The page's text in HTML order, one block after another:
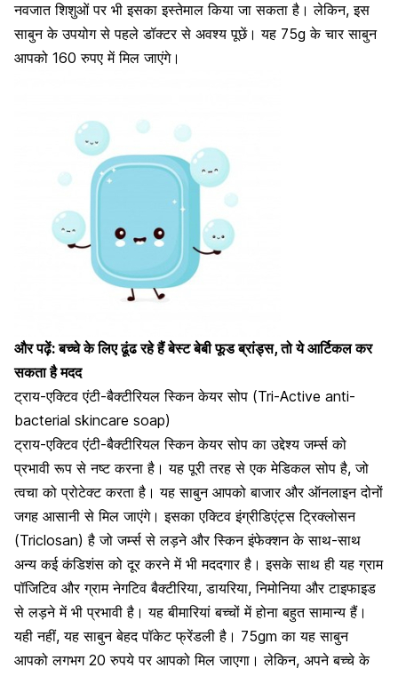
नवजात शिशुओं पर भी इसका इस्तेमाल किया जा सकता है। लेकिन, इस
साबुन के उपयोग से पहले डॉक्टर से अवश्य पूछें। यह 75g के चार साबुन
आपको 160 रुपए में मिल जाएंगे।
और पढ़ें:बच्चे के लिए ढूंढ रहे हैं बेस्ट बेबी फूड ब्रांड्स, तो ये आर्टिकल कर
सकता है मदद
ट्राय-एक्टिव एंटी-बैक्टीरियल स्किन केयर सोप (Tri-Active anti-
bacterial skincare soap)
ट्राय-एक्टिव एंटी-बैक्टीरियल स्किन केयर सोप का उद्देश्य जर्म्स को
प्रभावी रूप से नष्ट करना है। यह पूरी तरह से एक मेडिकल सोप है, जो
त्वचा को प्रोटेक्ट करता है। यह साबुन आपको बाजार और ऑनलाइन दोनों
जगह आसानी से मिल जाएंगे। इसका एक्टिव इंग्रीडिएंट्स ट्रिक्लोसन
(Triclosan) है जो जर्म्स से लड़ने औरस्किन इंफेक्शन के साथ-साथ
अन्य कई कंडिशंस को दूर करने में भी मददगार है। इसके साथ ही यह ग्राम
पॉजिटिव और ग्राम नेगटिव बैक्टीरिया, डायरिया,निमोनिया और टाइफाइड
से लड़ने में भी प्रभावी है । यह बीमारियां बच्चों में होना बहुत सामान्य हैं।
यही नहीं, यह साबुन बेहद पॉकेट फ्रेंडली है। 75gm का यह साबुन
आपको लगभग 20 रुपये पर आपको मिल जाएगा। लेकिन, अपने बच्चे के